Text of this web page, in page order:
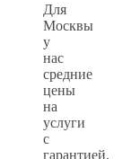
Для
Москвы
у
нас
средние
цены
на
услуги
с
гарантией,